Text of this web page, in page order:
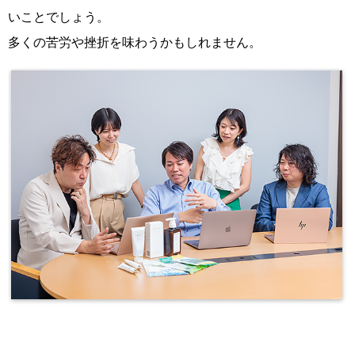
いことでしょう。
多くの苦労や挫折を味わうかもしれません。